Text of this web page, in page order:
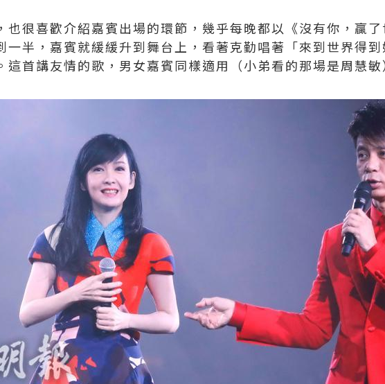
也很喜歡介紹嘉賓出場的環節，幾乎每晚都以《沒有你，贏
一半，嘉賓就緩緩升到舞台上，看著克勤唱著「來到世界得
這首講友情的歌，男女嘉賓同樣適用（小弟看的那場是周慧